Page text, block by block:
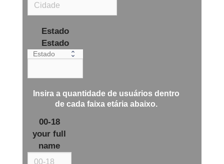
Estado
Estado
Insira a quantidade de usuários dentro
de cada faixa etária abaixo.
00-18
your full
name